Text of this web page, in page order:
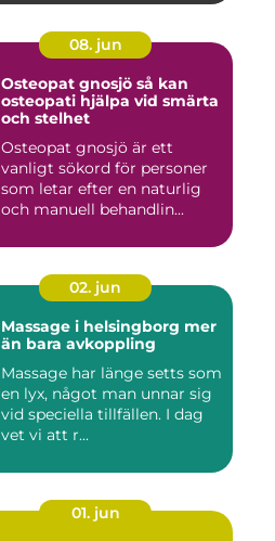
08. jun
Osteopat gnosjö så kan
osteopati hjälpa vid smärta
och stelhet
Osteopat gnosjö är ett
vanligt sökord för personer
som letar efter en naturlig
och manuell behandlin...
02. jun
Massage i helsingborg mer
än bara avkoppling
Massage har länge setts som
en lyx, något man unnar sig
vid speciella tillfällen. I dag
vet vi att r...
01. jun